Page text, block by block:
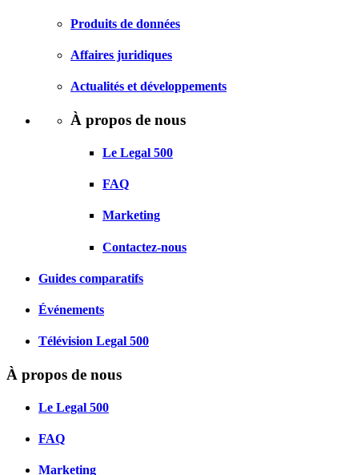
Produits de données
Affaires juridiques
Actualités et développements
À propos de nous
Le Legal 500
FAQ
Marketing
Contactez-nous
Guides comparatifs
Événements
Télévision Legal 500
À propos de nous
Le Legal 500
FAQ
Marketing